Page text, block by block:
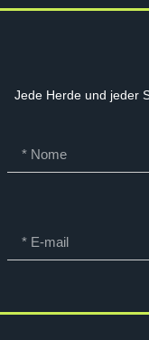
Jede Herde und jeder